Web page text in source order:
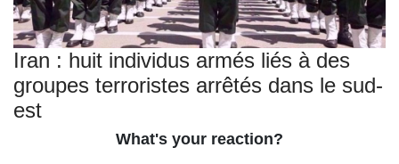
Iran : huit individus armés liés à des
groupes terroristes arrêtés dans le sud-
est